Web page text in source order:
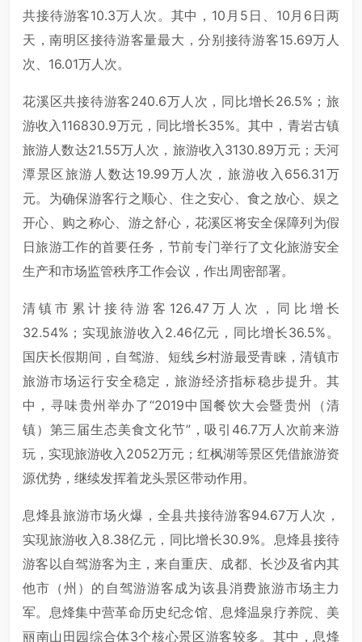
共接待游客10.3万人次。其中，10月5日、10月6日两
天，南明区接待游客量最大，分别接待游客15.69万人
次、16.01万人次。
花溪区共接待游客240.6万人次，同比增长26.5%；旅
游收入116830.9万元，同比增长35%。其中，青岩古镇
旅游人数达21.55万人次，旅游收入3130.89万元；天河
潭景区旅游人数达19.99万人次，旅游收入656.31万
元。为确保游客行之顺心、住之安心、食之放心、娱之
开心、购之称心、游之舒心，花溪区将安全保障列为假
日旅游工作的首要任务，节前专门举行了文化旅游安全
生产和市场监管秩序工作会议，作出周密部署。
清镇市累计接待游客126.47万人次，同比增长
32.54%；实现旅游收入2.46亿元，同比增长36.5%。
国庆长假期间，自驾游、短线乡村游最受青睐，清镇市
旅游市场运行安全稳定，旅游经济指标稳步提升。其
中，寻味贵州举办了“2019中国餐饮大会暨贵州（清
镇）第三届生态美食文化节”，吸引46.7万人次前来游
玩，实现旅游收入2052万元；红枫湖等景区凭借旅游资
源优势，继续发挥着龙头景区带动作用。
息烽县旅游市场火爆，全县共接待游客94.67万人次，
实现旅游收入8.38亿元，同比增长30.9%。息烽县接待
游客以自驾游客为主，来自重庆、成都、长沙及省内其
他市（州）的自驾游游客成为该县消费旅游市场主力
军。息烽集中营革命历史纪念馆、息烽温泉疗养院、美
丽南山田园综合体3个核心景区游客较多。其中，息烽